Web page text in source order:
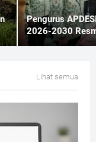
Pengurus
2026-2030
Lihat semua